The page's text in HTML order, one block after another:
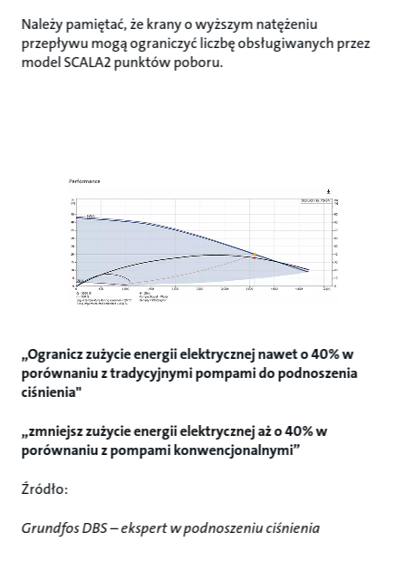
Należy pamiętać, że krany o wyższym natężeniu
przepływu mogą ograniczyć liczbę obsługiwanych przez
model SCALA2 punktów poboru.
„Ogranicz zużycie energii elektrycznej nawet o 40% w
porównaniu z tradycyjnymi pompami do podnoszenia
ciśnienia"
„zmniejsz zużycie energii elektrycznej aż o 40% w
porównaniu z pompami konwencjonalnymi”
Źródło:
Grundfos DBS – ekspert w podnoszeniu ciśnienia